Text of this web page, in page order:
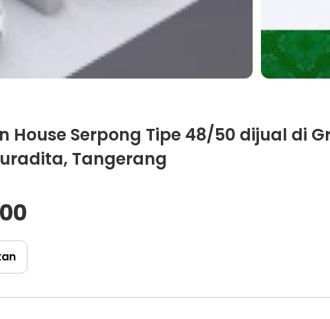
House Serpong Tipe 48/50 dijual di
Tangerang